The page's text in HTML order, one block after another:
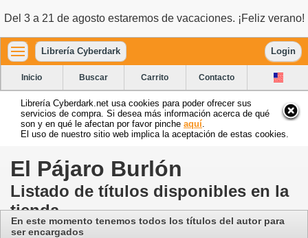
Del 3 a 21 de agosto estaremos de vacaciones. ¡Feliz verano!
Librería Cyberdark Login
Inicio Buscar Carrito Contacto
Librería Cyberdark.net usa cookies para poder ofrecer sus
servicios de compra. Si desea más información acerca de qué
son y en qué le afectan por favor pinche aquí
El uso de nuestro sitio web implica la aceptación de estas cookies.
El Pájaro Burlón
Listado de títulos disponibles en la
tienda
En este momento tenemos todos los títulos del autor para
ser encargados